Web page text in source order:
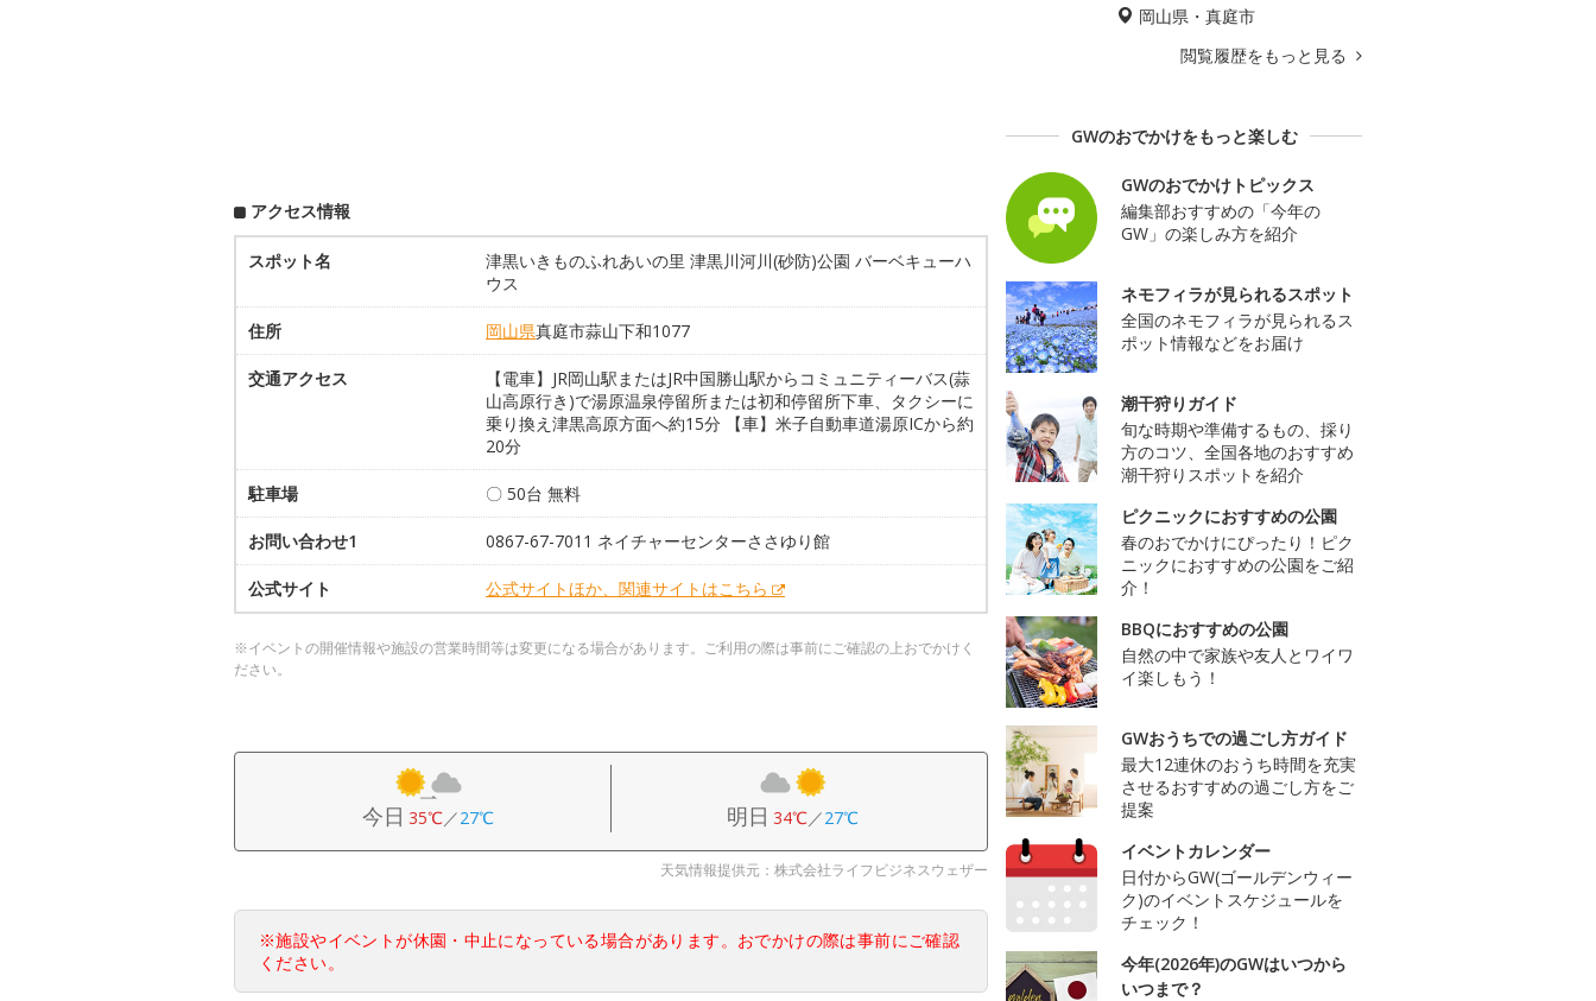
アクセス情報
スポット名
津黒いきものふれあいの里 津黒川河川(砂防)公園 バーベキューハ
ウス
住所 岡山県真庭市蒜山下和1077
交通アクセス
【電車】JR岡山駅またはJR中国勝山駅からコミュニティーバス(蒜
山高原行き)で湯原温泉停留所または初和停留所下車、タクシーに
乗り換え津黒高原方面へ約15分 【車】米子自動車道湯原ICから約
20分
駐車場 〇 50台 無料
お問い合わせ1 0867-67-7011 ネイチャーセンターささゆり館
公式サイト 公式サイトほか、関連サイトはこちら
※イベントの開催情報や施設の営業時間等は変更になる場合があります。ご利用の際は事前にご確認の上おでかけく
ださい。
今日 35℃／27℃ 明日 34℃／27℃
天気情報提供元：株式会社ライフビジネスウェザー
※施設やイベントが休園・中止になっている場合があります。おでかけの際は事前にご確認
ください。
岡山県・真庭市
閲覧履歴をもっと見る
GWのおでかけをもっと楽しむ
GWのおでかけトピックス
編集部おすすめの「今年の
GW」の楽しみ方を紹介
ネモフィラが見られるスポット
全国のネモフィラが見られるス
ポット情報などをお届け
潮干狩りガイド
旬な時期や準備するもの、採り
方のコツ、全国各地のおすすめ
潮干狩りスポットを紹介
ピクニックにおすすめの公園
春のおでかけにぴったり！ピク
ニックにおすすめの公園をご紹
介！
BBQにおすすめの公園
自然の中で家族や友人とワイワ
イ楽しもう！
GWおうちでの過ごし方ガイド
最大12連休のおうち時間を充実
させるおすすめの過ごし方をご
提案
イベントカレンダー
日付からGW(ゴールデンウィー
ク)のイベントスケジュールを
チェック！
今年(2026年)のGWはいつから
いつまで？